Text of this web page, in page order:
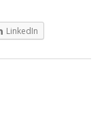
LinkedIn